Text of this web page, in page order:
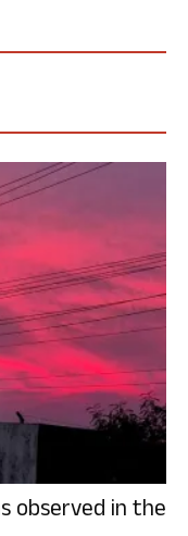
observed in the